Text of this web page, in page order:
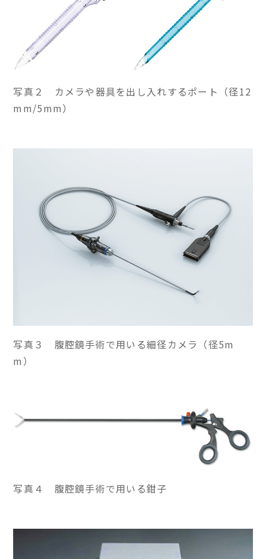
写真２ カメラや器具を出し入れするポート（径12
mm/5mm）
写真３ 腹腔鏡手術で用いる細径カメラ（径5m
m）
写真４ 腹腔鏡手術で用いる鉗子